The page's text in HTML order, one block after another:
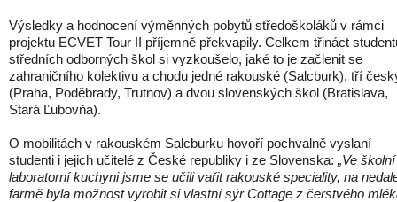
Výsledky a hodnocení výměnných pobytů středoškoláků v rámci
projektu ECVET Tour II příjemně překvapily. Celkem třináct
středních odborných škol si vyzkoušelo, jaké to je začlenit se
zahraničního kolektivu a chodu jedné rakouské (Salcburk), tří
(Praha, Poděbrady, Trutnov) a dvou slovenských škol (Bratislava,
Stará Ľubovňa).
O mobilitách v rakouském Salcburku hovoří pochvalně vyslaní
studenti i jejich učitelé z České republiky i ze Slovenska: „Ve školní
laboratorní kuchyni jsme se učili vařit rakouské speciality, na
farmě byla možnost vyrobit si vlastní sýr Cottage z čerstvého